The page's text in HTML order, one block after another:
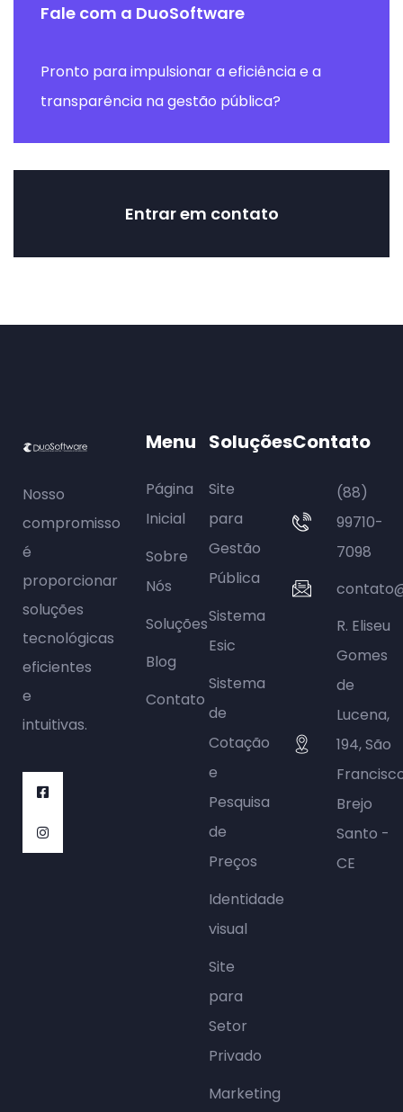
Fale com a DuoSoftware
Pronto para impulsionar a eficiência e a
transparência na gestão pública?
Entrar em contato
Nosso
compromisso
é
proporcionar
soluções
tecnológicas
eficientes
e
intuitivas.
Menu
Página
Inicial
Sobre
Nós
Soluções
Blog
Contato
Soluções
Site
para
Gestão
Pública
Sistema
Esic
Sistema
de
Cotação
e
Pesquisa
de
Preços
Identidade
visual
Site
para
Setor
Privado
Marketing
Contato
(88)
99710-
7098
R. Eliseu
Gomes
de
Lucena,
194, São
Brejo
Santo -
CE